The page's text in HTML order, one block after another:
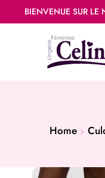
BIENVENUE SUR LE
Home